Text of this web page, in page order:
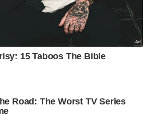
sulung merupakan
dan tidak mempunyai
pembantu kedai makan
RM30 hingga RM40